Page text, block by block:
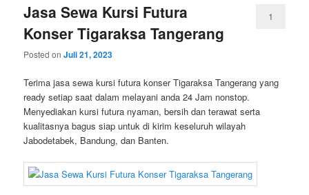
Jasa Sewa Kursi Futura
Konser Tigaraksa Tangerang
Posted onJuli 21, 2023
1
Terima jasa sewa kursi futura konser Tigaraksa Tangerang yang
ready setiap saat dalam melayani anda 24 Jam nonstop.
Menyediakan kursi futura nyaman, bersih dan terawat serta
kualitasnya bagus siap untuk di kirim keseluruh wilayah
Jabodetabek, Bandung, dan Banten.